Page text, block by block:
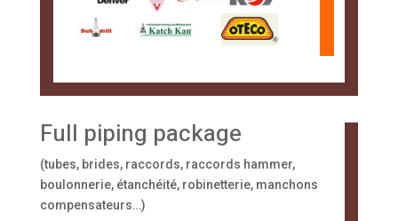
Full piping package
(tubes, brides, raccords, raccords hammer,
boulonnerie, étanchéité, robinetterie, manchons
compensateurs…)